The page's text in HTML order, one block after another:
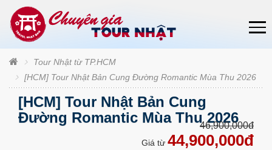
Tour Nhật từ TP.HCM
[HCM] Tour Nhật Bản Cung Đường Romantic Mùa Thu 2026
[HCM] Tour Nhật Bản Cung
Đường Romantic Mùa Thu 2026
46,900,000đ
Giá từ 44,900,000đ